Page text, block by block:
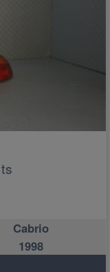
Cabrio
1998